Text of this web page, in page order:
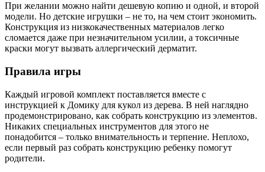
При желании можно найти дешевую копию и одной, и второй
модели. Но детские игрушки – не то, на чем стоит экономить.
Конструкция из низкокачественных материалов легко
сломается даже при незначительном усилии, а токсичные
краски могут вызвать аллергический дерматит.
Правила игры
Каждый игровой комплект поставляется вместе с
инструкцией к Домику для кукол из дерева. В ней наглядно
продемонстрировано, как собрать конструкцию из элементов.
Никаких специальных инструментов для этого не
понадобится – только внимательность и терпение. Неплохо,
если первый раз собрать конструкцию ребенку помогут
родители.